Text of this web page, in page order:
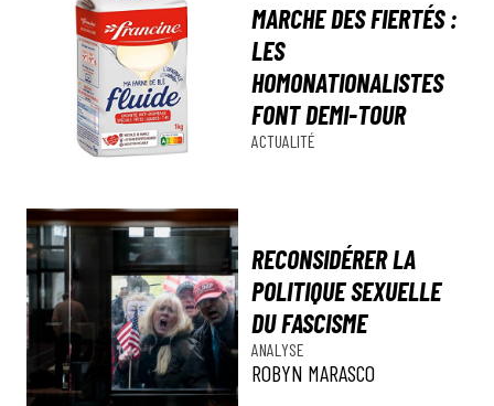
MARCHE DES FIERTÉS :
LES
HOMONATIONALISTES
FONT DEMI-TOUR
ACTUALITÉ
RECONSIDÉRER LA
POLITIQUE SEXUELLE
DU FASCISME
ANALYSE
ROBYN MARASCO